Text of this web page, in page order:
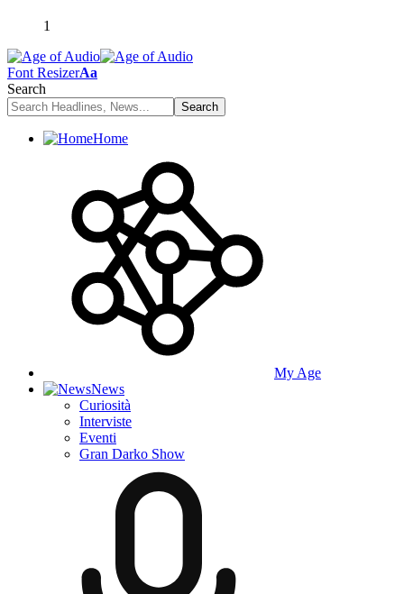
1
Font ResizerAa
Search
Home
My Age
News
Curiosità
Interviste
Eventi
Gran Darko Show